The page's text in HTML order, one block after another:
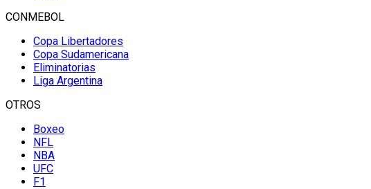
CONMEBOL
Copa Libertadores
Copa Sudamericana
Eliminatorias
Liga Argentina
OTROS
Boxeo
NFL
NBA
UFC
F1